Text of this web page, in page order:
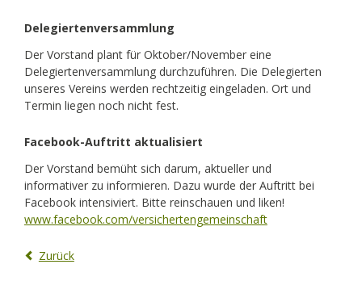
Delegiertenversammlung
Der Vorstand plant für Oktober/November eine
Delegiertenversammlung durchzuführen. Die Delegierten
unseres Vereins werden rechtzeitig eingeladen. Ort und
Termin liegen noch nicht fest.
Facebook-Auftritt aktualisiert
Der Vorstand bemüht sich darum, aktueller und
informativer zu informieren. Dazu wurde der Auftritt bei
Facebook intensiviert. Bitte reinschauen und liken!
www.facebook.com/versichertengemeinschaft
Zurück